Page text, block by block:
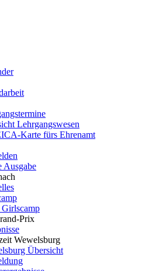
Lehrgangswesen
Karte fürs Ehrenamt
Ausgabe
Girlscamp
Prix
Wewelsburg
Übersicht